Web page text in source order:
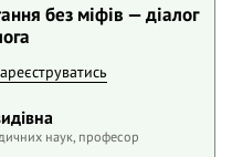
без міфів — діалог
наук, професор